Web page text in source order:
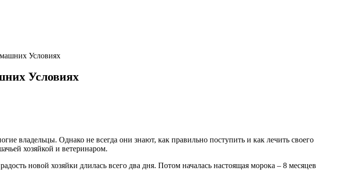
Условиях
Условиях
владельцы. Однако не всегда они знают, как правильно поступить и как лечить своего
хозяйкой и ветеринаром.
новой хозяйки длилась всего два дня. Потом началась настоящая морока – 8 месяцев